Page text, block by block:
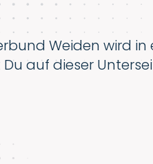
Weiden wird in
auf dieser